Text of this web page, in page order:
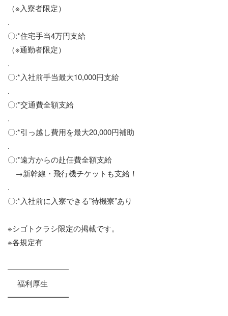
（※入寮者限定）
.
〇:*住宅手当4万円支給
（※通勤者限定）
.
〇:*入社前手当最大10,000円支給
.
〇:*交通費全額支給
.
〇:*引っ越し費用を最大20,000円補助
.
〇:*遠方からの赴任費全額支給
→新幹線・飛行機チケットも支給！
.
〇:*入社前に入寮できる”待機寮”あり
※シゴトクラシ限定の掲載です。
※各規定有
━━━━━━━━
福利厚生
━━━━━━━━